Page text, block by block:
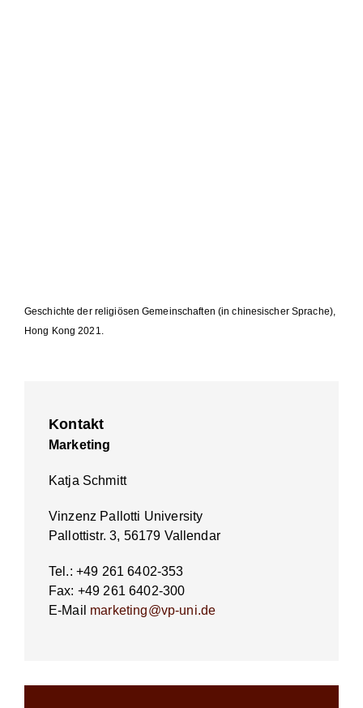
Geschichte der religiösen Gemeinschaften (in chinesischer Sprache),
Hong Kong 2021.
Kontakt
Marketing
Katja Schmitt
Vinzenz Pallotti University
Pallottistr. 3, 56179 Vallendar
Tel.: +49 261 6402-353
Fax: +49 261 6402-300
E-Mail marketing@vp-uni.de